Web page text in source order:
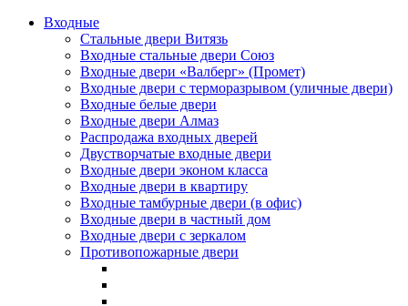
Входные
Стальные двери Витязь
Входные стальные двери Союз
Входные двери «Валберг» (Промет)
Входные двери с терморазрывом (уличные двери)
Входные белые двери
Входные двери Алмаз
Распродажа входных дверей
Двустворчатые входные двери
Входные двери эконом класса
Входные двери в квартиру
Входные тамбурные двери (в офис)
Входные двери в частный дом
Входные двери с зеркалом
Противопожарные двери